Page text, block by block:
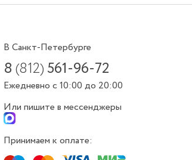
В Санкт-Петербурге
8(812) 561-96-72
Ежедневно с 10:00 до 20:00
Или пишите в мессенджеры
Принимаем к оплате: